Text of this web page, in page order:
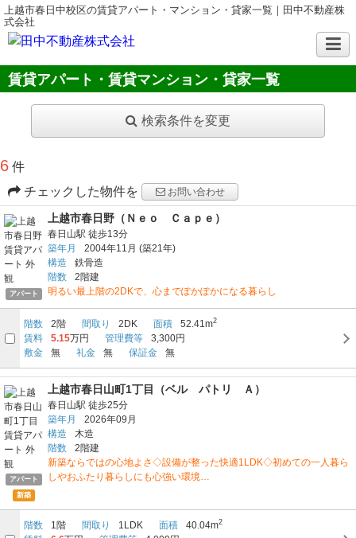
上越市春日中校区の賃貸アパート・マンション・貸家一覧｜田中不動産株
式会社
賃貸アパート・賃貸マンション・貸家一覧
検索条件を変更
6 件
チェックした物件を
お問い合わせ
アパート
上越市春日野（Ｎｅｏ Ｃａｐｅ）
春日山駅 徒歩13分
築年月
2004年11月 (築21年)
構造
鉄骨造
階数
2階建
明るい最上階の2DKで、心までぽかぽかになる暮らし
階数 2階 間取り 2DK 面積 52.41m2
賃料 5.15万円 管理費等
3,300円
敷金
無 礼金 無 保証金 無
アパート
新築
上越市春日山町1丁目（ベル パトリ Ａ）
春日山駅 徒歩25分
築年月
2026年09月
構造
木造
階数
2階建
新築ならではの心地よさ◇設備が整った快適1LDK◇初めての一人暮ら
しやおふたり暮らしにも心強い環境…
階数 1階 間取り 1LDK 面積 40.04m2